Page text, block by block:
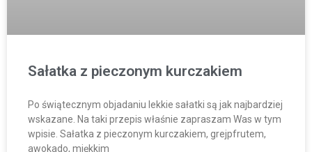
Sałatka z pieczonym kurczakiem
Po świątecznym objadaniu lekkie sałatki są jak najbardziej
wskazane. Na taki przepis właśnie zapraszam Was w tym
wpisie. Sałatka z pieczonym kurczakiem, grejpfrutem,
awokado, miękkim